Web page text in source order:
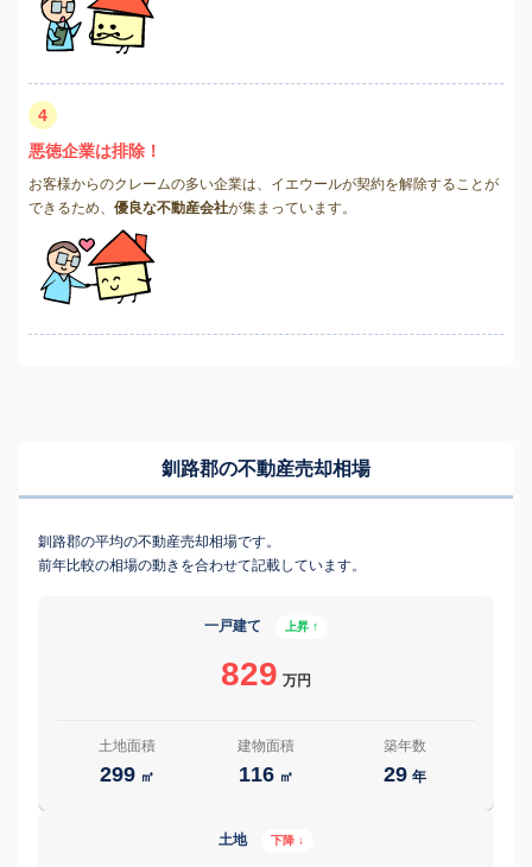
4
悪徳企業は排除！
お客様からのクレームの多い企業は、イエウールが契約を解除することが
できるため、 優良な不動産会社が集まっています。
釧路郡の不動産売却相場
釧路郡の平均の不動産売却相場です。
前年比較の相場の動きを合わせて記載しています。
一戸建て 上昇 ↑
829 万円
土地面積
299 ㎡
建物面積
116 ㎡
築年数
29 年
土地 下降 ↓